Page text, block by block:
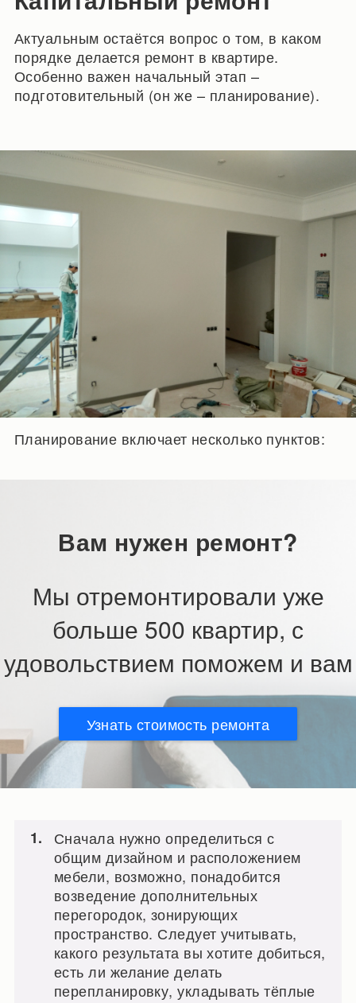
Актуальным остаётся вопрос о том, в каком
порядке делается ремонт в квартире.
Особенно важен начальный этап –
подготовительный (он же – планирование).
Планирование включает несколько пунктов:
Вам нужен ремонт?
Мы отремонтировали уже
больше 500 квартир, с
удовольствием поможем и вам
Узнать стоимость ремонта
Сначала нужно определиться с
общим дизайном и расположением
мебели, возможно, понадобится
возведение дополнительных
перегородок, зонирующих
пространство. Следует учитывать,
какого результата вы хотите добиться,
есть ли желание делать
перепланировку, укладывать тёплые